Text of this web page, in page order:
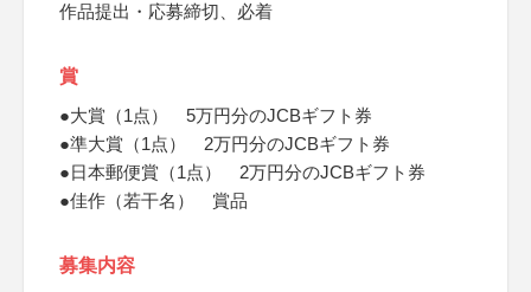
作品提出・応募締切、必着
賞
●大賞（1点） 5万円分のJCBギフト券
●準大賞（1点） 2万円分のJCBギフト券
●日本郵便賞（1点） 2万円分のJCBギフト券
●佳作（若干名） 賞品
募集内容